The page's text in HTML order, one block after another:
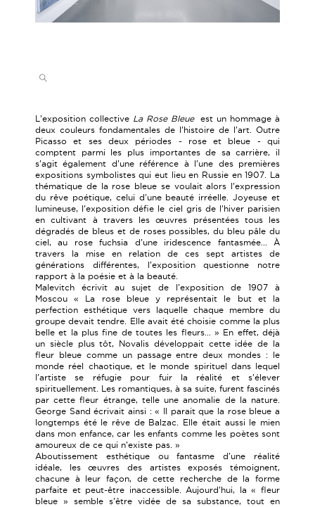
L’exposition collective La Rose Bleueest un hommage à
deux couleurs fondamentales de l’histoire de l’art. Outre
Picasso et ses deux périodes - rose et bleue - qui
comptent parmi les plus importantes de sa carrière, il
s’agit également d’une référence à l’une des premières
expositions symbolistes qui eut lieu en Russie en 1907. La
thématique de la rose bleue se voulait alors l'expression
du rêve poétique, celui d'une beauté irréelle. Joyeuse et
lumineuse, l’exposition défie le ciel gris de l’hiver parisien
en cultivant à travers les œuvres présentées tous les
dégradés de bleus et de roses possibles, du bleu pâle du
ciel, au rose fuchsia d’une iridescence fantasmée... À
travers la mise en relation de ces sept artistes de
générations différentes, l’exposition questionne notre
rapport à la poésie et à la beauté.
Malevitch écrivit au sujet de l'exposition de 1907 à
Moscou « La rose bleue y représentait le but et la
perfection esthétique vers laquelle chaque membre du
groupe devait tendre. Elle avait été choisie comme la plus
belle et la plus fine de toutes les fleurs... » En effet, déjà
un siècle plus tôt, Novalis développait cette idée de la
fleur bleue comme un passage entre deux mondes : le
monde réel chaotique, et le monde spirituel dans lequel
l’artiste se réfugie pour fuir la réalité et s’élever
spirituellement. Les romantiques, à sa suite, furent fascinés
par cette fleur étrange, telle une anomalie de la nature.
George Sand écrivait ainsi : « Il parait que la rose bleue a
longtemps été le rêve de Balzac. Elle était aussi le mien
dans mon enfance, car les enfants comme les poètes sont
amoureux de ce qui n’existe pas. »
Aboutissement esthétique ou fantasme d’une réalité
idéale, les œuvres des artistes exposés témoignent,
chacune à leur façon, de cette recherche de la forme
parfaite et peut-être inaccessible. Aujourd’hui, la « fleur
bleue » semble s’être vidée de sa substance, tout en